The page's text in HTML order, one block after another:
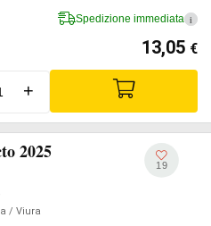
Spedizione immediata i
13,05 €
+
2025
/ Viura
19